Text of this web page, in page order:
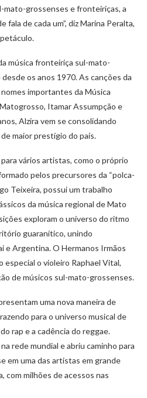
grossenses e fronteiriças, a
fala de cada um”, diz Marina Peralta,
música fronteiriça sul-mato-
os anos 1970. As canções da
importantes da Música
Itamar Assumpção e
Alzira vem se consolidando
maior prestígio do país.
vários artistas, como o próprio
pelos precursores da “polca-
Teixeira, possui um trabalho
da música regional de Mato
exploram o universo do ritmo
guaranítico, unindo
e Argentina. O Hermanos Irmãos
especial o violeiro Raphael Vital,
de músicos sul-mato-grossenses.
uma nova maneira de
para o universo musical de
rap e a cadência do reggae.
rede mundial e abriu caminho para
em uma das artistas em grande
com milhões de acessos nas